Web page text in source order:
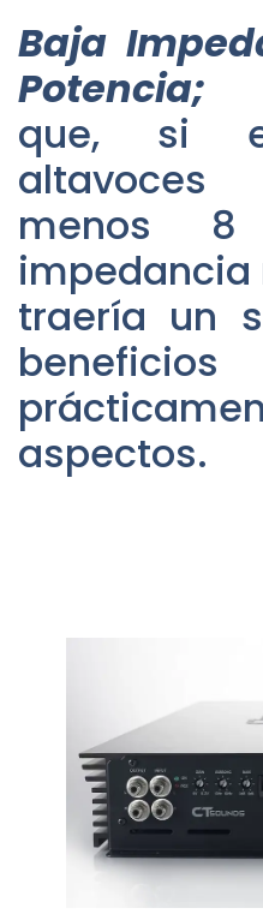
Baja
que, si
menos
impedancia
traería un
aspectos.